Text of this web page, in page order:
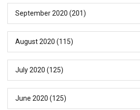
September 2020 (201)
August 2020 (115)
July 2020 (125)
June 2020 (125)